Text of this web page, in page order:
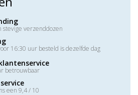
stevige verzenddozen
16:30 uur besteld is dezelfde dag
betrouwbaar
een 9,4 / 10